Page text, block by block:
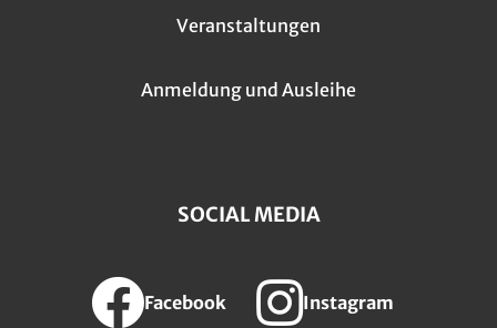
Veranstaltungen
Anmeldung und Ausleihe
SOCIAL MEDIA
Facebook Instagram